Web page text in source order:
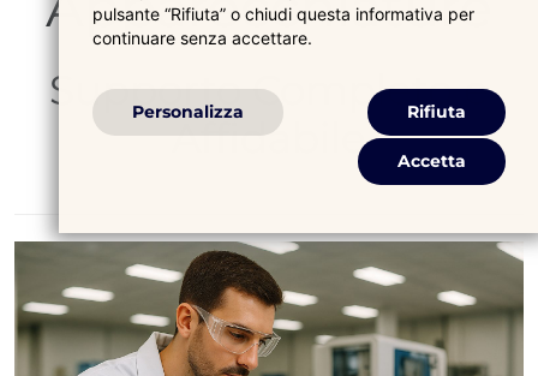
Supporto Completo e
Affidabile
pulsante “Rifiuta” o chiudi questa informativa per
continuare senza accettare.
Personalizza Rifiuta
Accetta